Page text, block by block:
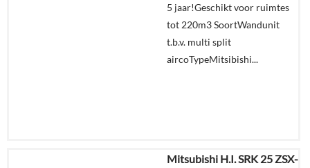
5 jaar!Geschikt voor ruimtes
tot 220m3 SoortWandunit
t.b.v. multi split
aircoTypeMitsibishi...
€2.730,97
Mitsubishi H.I. SRK 25 ZSX-